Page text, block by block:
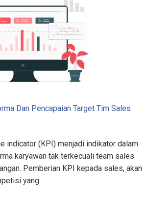
Dan Pencapaian Target Tim Sales
indicator (KPI) menjadi indikator dalam
karyawan tak terkecuali team sales
Pemberian KPI kepada sales, akan
yang…